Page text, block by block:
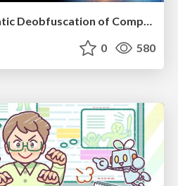
Breaking the Seal: Static Deobfuscation of Compiled V8 JavaScript Bytecode Malware
0 580